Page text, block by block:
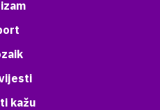
kažu